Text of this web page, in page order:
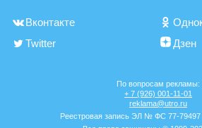
Вконтакте
Twitter
Дзен
По вопросам рекламы:
+ 7 (926) 001-11-01
reklama@utro.ru
Реестровая запись ЭЛ № ФС 77-79497